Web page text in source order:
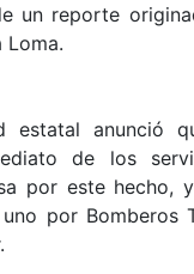
un reporte
Loma.
estatal anunció
de los
por este hecho,
por Bomberos